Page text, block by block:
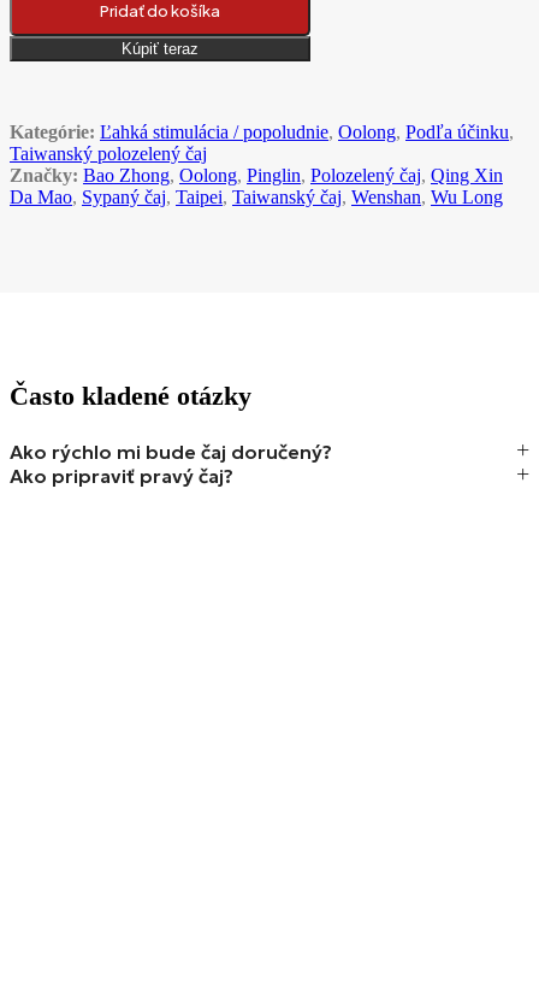
Pridať do košíka
Kúpiť teraz
Kategórie: Ľahká stimulácia / popoludnie, Oolong, Podľa účinku,
Taiwanský polozelený čaj
Značky: Bao Zhong, Oolong, Pinglin, Polozelený čaj, Qing Xin
Da Mao, Sypaný čaj, Taipei, Taiwanský čaj, Wenshan, Wu Long
Často kladené otázky
Ako rýchlo mi bude čaj doručený?
Ako pripraviť pravý čaj?